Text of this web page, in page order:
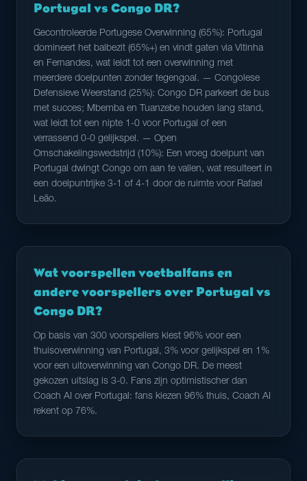
Portugal vs Congo DR?
Gecontroleerde Portugese Overwinning (65%): Portugal
domineert het balbezit (65%+) en vindt gaten via Vitinha
en Fernandes, wat leidt tot een overwinning met
meerdere doelpunten zonder tegengoal. — Congolese
Defensieve Weerstand (25%): Congo DR parkeert de bus
met succes; Mbemba en Tuanzebe houden lang stand,
wat leidt tot een nipte 1-0 voor Portugal of een
verrassend 0-0 gelijkspel. — Open
Omschakelingswedstrijd (10%): Een vroeg doelpunt van
Portugal dwingt Congo om aan te vallen, wat resulteert in
een doelpuntrijke 3-1 of 4-1 door de ruimte voor Rafael
Leão.
Wat voorspellen voetbalfans en
andere voorspellers over Portugal vs
Congo DR?
Op basis van 300 voorspellers kiest 96% voor een
thuisoverwinning van Portugal, 3% voor gelijkspel en 1%
voor een uitoverwinning van Congo DR. De meest
gekozen uitslag is 3-0. Fans zijn optimistischer dan
Coach AI over Portugal: fans kiezen 96% thuis, Coach AI
rekent op 76%.